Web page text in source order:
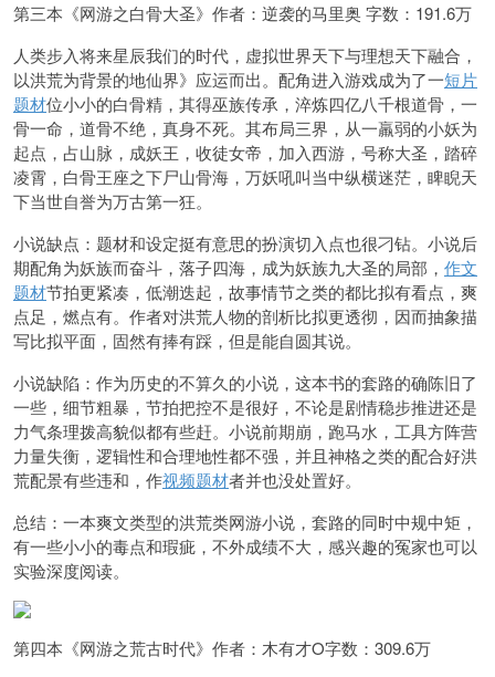
第三本《网游之白骨大圣》作者：逆袭的马里奥 字数：191.6万
人类步入将来星辰我们的时代，虚拟世界天下与理想天下融合，
以洪荒为背景的地仙界》应运而出。配角进入游戏成为了一短片
题材位小小的白骨精，其得巫族传承，淬炼四亿八千根道骨，一
骨一命，道骨不绝，真身不死。其布局三界，从一羸弱的小妖为
起点，占山脉，成妖王，收徒女帝，加入西游，号称大圣，踏碎
凌霄，白骨王座之下尸山骨海，万妖吼叫当中纵横迷茫，睥睨天
下当世自誉为万古第一狂。
小说缺点：题材和设定挺有意思的扮演切入点也很刁钻。小说后
期配角为妖族而奋斗，落子四海，成为妖族九大圣的局部， 作文
题材节拍更紧凑，低潮迭起，故事情节之类的都比拟有看点，爽
点足，燃点有。作者对洪荒人物的剖析比拟更透彻，因而抽象描
写比拟平面，固然有捧有踩，但是能自圆其说。
小说缺陷：作为历史的不算久的小说，这本书的套路的确陈旧了
一些，细节粗暴，节拍把控不是很好，不论是剧情稳步推进还是
力气条理拨高貌似都有些赶。小说前期崩，跑马水，工具方阵营
力量失衡，逻辑性和合理地性都不强，并且神格之类的配合好洪
荒配景有些违和，作视频题材者并也没处置好。
总结：一本爽文类型的洪荒类网游小说，套路的同时中规中矩，
有一些小小的毒点和瑕疵，不外成绩不大，感兴趣的冤家也可以
实验深度阅读。
第四本《网游之荒古时代》作者：木有才O字数：309.6万